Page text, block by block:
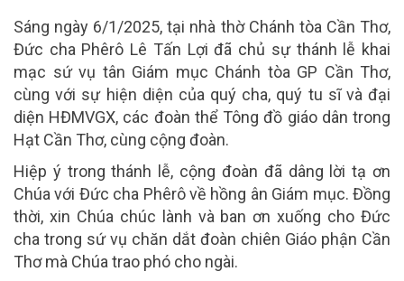
Sáng ngày 6/1/2025, tại nhà thờ Chánh tòa Cần Thơ,
Đức cha Phêrô Lê Tấn Lợi đã chủ sự thánh lễ khai
mạc sứ vụ tân Giám mục Chánh tòa GP Cần Thơ,
cùng với sự hiện diện của quý cha, quý tu sĩ và đại
diện HĐMVGX, các đoàn thể Tông đồ giáo dân trong
Hạt Cần Thơ, cùng cộng đoàn.
Hiệp ý trong thánh lễ, cộng đoàn đã dâng lời tạ ơn
Chúa với Đức cha Phêrô về hồng ân Giám mục. Đồng
thời, xin Chúa chúc lành và ban ơn xuống cho Đức
cha trong sứ vụ chăn dắt đoàn chiên Giáo phận Cần
Thơ mà Chúa trao phó cho ngài.